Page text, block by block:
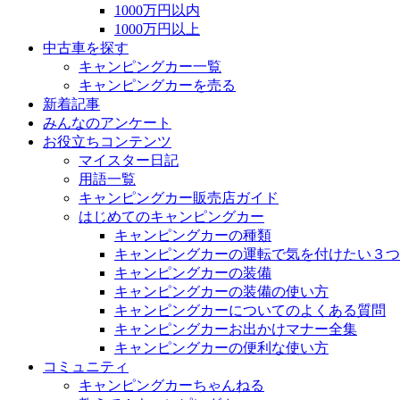
1000万円以内
1000万円以上
中古車を探す
キャンピングカー一覧
キャンピングカーを売る
新着記事
みんなのアンケート
お役立ちコンテンツ
マイスター日記
用語一覧
キャンピングカー販売店ガイド
はじめてのキャンピングカー
キャンピングカーの種類
キャンピングカーの運転で気を付けたい３
キャンピングカーの装備
キャンピングカーの装備の使い方
キャンピングカーについてのよくある質問
キャンピングカーお出かけマナー全集
キャンピングカーの便利な使い方
コミュニティ
キャンピングカーちゃんねる